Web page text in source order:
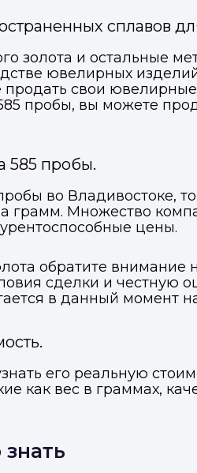
заявку
заявку
сплавов
золота и остальные
ювелирных
свои
пробы, вы можете
585 пробы.
во Владивостоке,
Множество
цены.
обратите внимание
сделки и честную
в данный момент
его реальную
как вес в граммах,